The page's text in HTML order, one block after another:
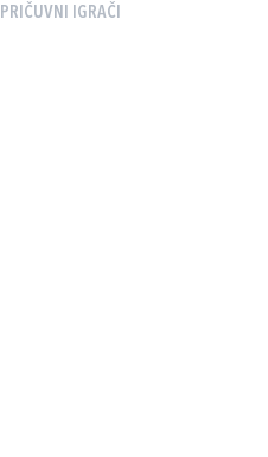
PRIČUVNI IGRAČI